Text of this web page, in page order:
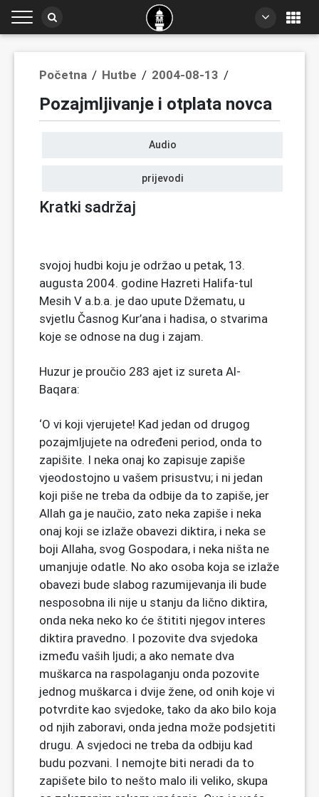
Početna / Hutbe / 2004-08-13 /
Pozajmljivanje i otplata novca
Audio
prijevodi
Kratki sadržaj
svojoj hudbi koju je održao u petak, 13.
augusta 2004. godine Hazreti Halifa-tul
Mesih V a.b.a. je dao upute Džematu, u
svjetlu Časnog Kur’ana i hadisa, o stvarima
koje se odnose na dug i zajam.
Huzur je proučio 283 ajet iz sureta Al-
Baqara:
‘O vi koji vjerujete! Kad jedan od drugog
pozajmljujete na određeni period, onda to
zapišite. I neka onaj ko zapisuje zapiše
vjeodostojno u vašem prisustvu; i ni jedan
koji piše ne treba da odbije da to zapiše, jer
Allah ga je naučio, zato neka zapiše i neka
onaj koji se izlaže obavezi diktira, i neka se
boji Allaha, svog Gospodara, i neka ništa ne
umanjuje odatle. No ako osoba koja se izlaže
obavezi bude slabog razumijevanja ili bude
nesposobna ili nije u stanju da lično diktira,
onda neka neko ko će štititi njegov interes
diktira pravedno. I pozovite dva svjedoka
između vaših ljudi; a ako nemate dva
muškarca na raspolaganju onda pozovite
jednog muškarca i dvije žene, od onih koje vi
potvrdite kao svjedoke, tako da ako bilo koja
od njih zaboravi, onda jedna može podsjetiti
drugu. A svjedoci ne treba da odbiju kad
budu pozvani. I nemojte biti neradi da to
zapišete bilo to nešto malo ili veliko, skupa